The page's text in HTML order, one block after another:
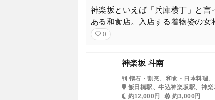
神楽坂といえば「兵庫横丁」と
ある和食店。入店する着物姿の女
0
神楽坂 斗南
懐石・割烹、和食・日本料理
飯田橋駅、牛込神楽坂駅、神楽
約12,000円
約3,000円